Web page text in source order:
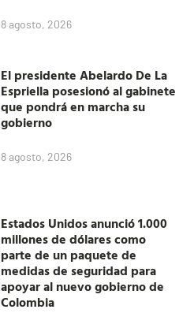
8 agosto, 2026
El presidente Abelardo De La
Espriella posesionó al gabinete
que pondrá en marcha su
gobierno
8 agosto, 2026
Estados Unidos anunció 1.000
millones de dólares como
parte de un paquete de
medidas de seguridad para
apoyar al nuevo gobierno de
Colombia